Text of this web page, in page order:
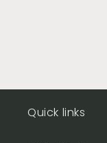
Quick links